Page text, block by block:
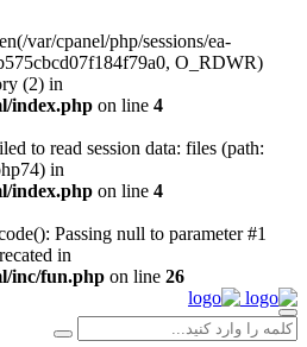
var/cpanel/php/sessions/ea-
O_RDWR)
(2) in
index.php on line 4
to read session data: files (path:
in
index.php on line 4
Passing null to parameter #1
in
inc/fun.php on line 26